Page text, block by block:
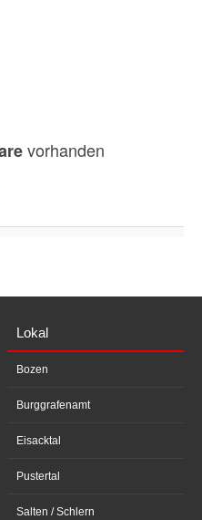
vorhanden
Lokal
Bozen
Burggrafenamt
Eisacktal
Pustertal
Salten / Schlern